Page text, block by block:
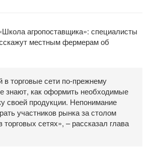
агропоставщика»: специалисты
местным фермерам об
торговые сети по-прежнему
знают, как оформить необходимые
своей продукции. Непонимание
участников рынка за столом
сетях», – рассказал глава